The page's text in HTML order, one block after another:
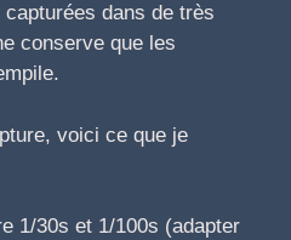
dans de très
conserve que les
voici ce que je
1/30s et 1/100s (adapter